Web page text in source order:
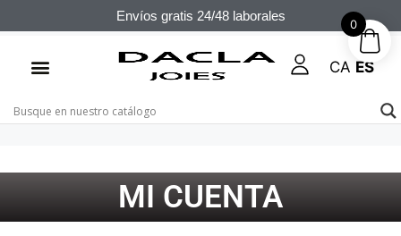
Envíos gratis 24/48 laborales
CA ES
MI CUENTA
0